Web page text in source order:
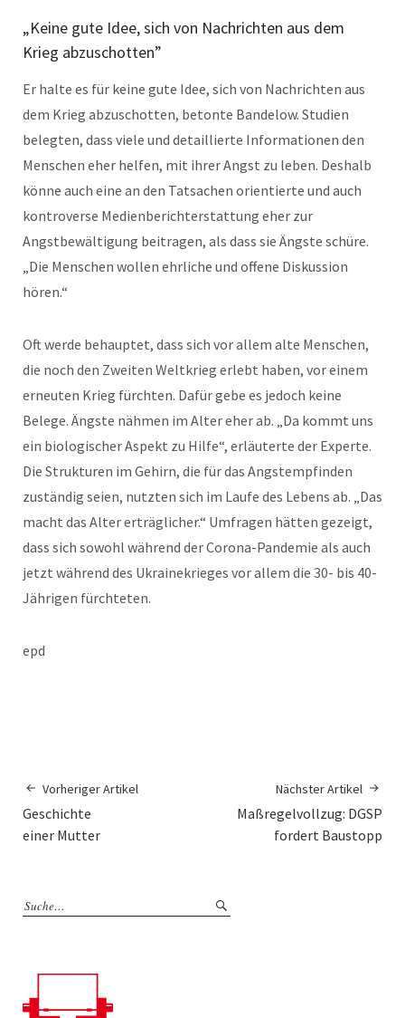
„Keine gute Idee, sich von Nachrichten aus dem
Krieg abzuschotten”
Er halte es für keine gute Idee, sich von Nachrichten aus
dem Krieg abzuschotten, betonte Bandelow. Studien
belegten, dass viele und detaillierte Informationen den
Menschen eher helfen, mit ihrer Angst zu leben. Deshalb
könne auch eine an den Tatsachen orientierte und auch
kontroverse Medienberichterstattung eher zur
Angstbewältigung beitragen, als dass sie Ängste schüre.
„Die Menschen wollen ehrliche und offene Diskussion
hören.“
Oft werde behauptet, dass sich vor allem alte Menschen,
die noch den Zweiten Weltkrieg erlebt haben, vor einem
erneuten Krieg fürchten. Dafür gebe es jedoch keine
Belege. Ängste nähmen im Alter eher ab. „Da kommt uns
ein biologischer Aspekt zu Hilfe“, erläuterte der Experte.
Die Strukturen im Gehirn, die für das Angstempfinden
zuständig seien, nutzten sich im Laufe des Lebens ab. „Das
macht das Alter erträglicher.“ Umfragen hätten gezeigt,
dass sich sowohl während der Corona-Pandemie als auch
jetzt während des Ukrainekrieges vor allem die 30- bis 40-
Jährigen fürchteten.
epd
Vorheriger Artikel
Geschichte
einer Mutter
Nächster Artikel
Maßregelvollzug: DGSP
fordert Baustopp